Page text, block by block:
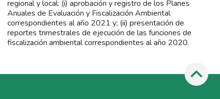
regional y local: (i) aprobación y registro de los Planes
Anuales de Evaluación y Fiscalización Ambiental
correspondientes al año 2021 y; (ii) presentación de
reportes trimestrales de ejecución de las funciones de
fiscalización ambiental correspondientes al año 2020.